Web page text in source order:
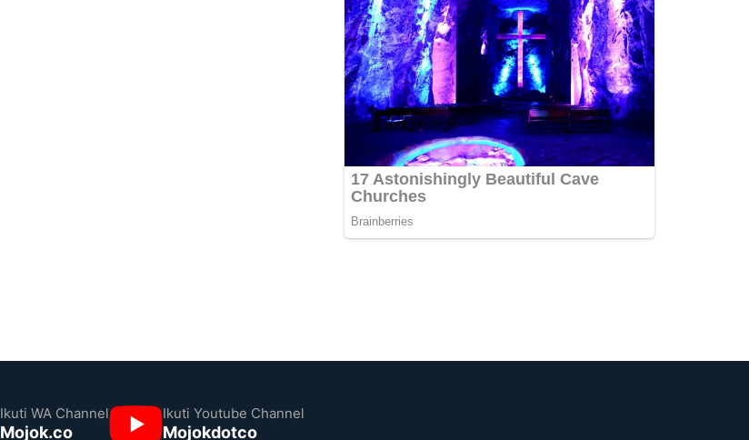
Ikuti WA Channel
Mojok.co
Ikuti Youtube Channel
Mojokdotco